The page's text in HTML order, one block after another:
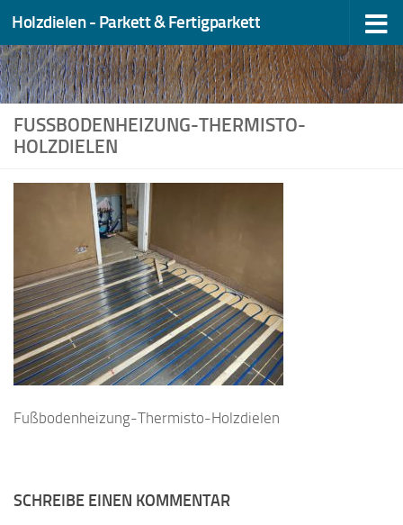
Zum Inhalt springen
Holzdielen - Parkett & Fertigparkett
FUSSBODENHEIZUNG-THERMISTO-H
OLZDIELEN
Fußbodenheizung-Thermisto-Holzdielen
SCHREIBE EINEN KOMMENTAR